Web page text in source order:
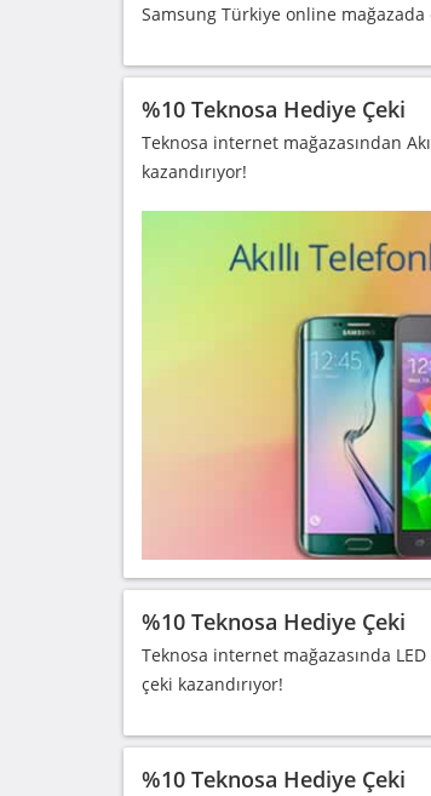
Samsung Türkiye online
%10 Teknosa Hediye Çeki
Teknosa internet mağazasından
kazandırıyor!
%10 Teknosa Hediye Çeki
Teknosa internet mağazasında
çeki kazandırıyor!
%10 Teknosa Hediye Çeki